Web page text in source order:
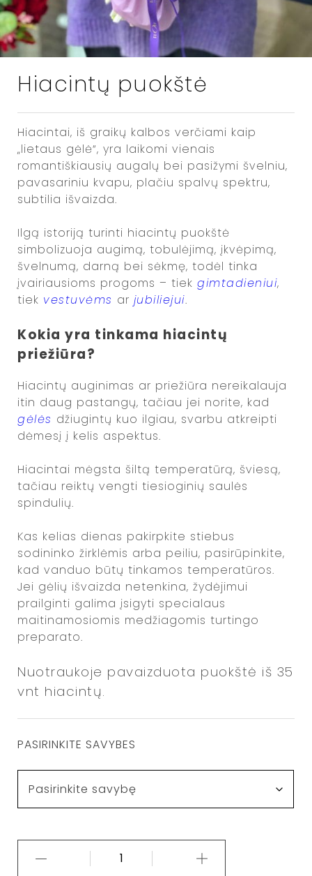
Hiacintų puokštė
Hiacintai, iš graikų kalbos verčiami kaip
„lietaus gėlė“, yra laikomi vienais
romantiškiausių augalų bei pasižymi švelniu,
pavasariniu kvapu, plačiu spalvų spektru,
subtilia išvaizda.
Ilgą istoriją turinti hiacintų puokštė
simbolizuoja augimą, tobulėjimą, įkvėpimą,
švelnumą, darną bei sėkmę, todėl tinka
įvairiausioms progoms – tiek gimtadieniui,
tiek vestuvėms ar jubiliejui.
Kokia yra tinkama hiacintų
priežiūra?
Hiacintų auginimas ar priežiūra nereikalauja
itin daug pastangų, tačiau jei norite, kad
gėlės džiugintų kuo ilgiau, svarbu atkreipti
dėmesį į kelis aspektus.
Hiacintai mėgsta šiltą temperatūrą, šviesą,
tačiau reiktų vengti tiesioginių saulės
spindulių.
Kas kelias dienas pakirpkite stiebus
sodininko žirklėmis arba peiliu, pasirūpinkite,
kad vanduo būtų tinkamos temperatūros.
Jei gėlių išvaizda netenkina, žydėjimui
prailginti galima įsigyti specialaus
maitinamosiomis medžiagomis turtingo
preparato.
Nuotraukoje pavaizduota puokštė iš 35
vnt hiacintų.
PASIRINKITE SAVYBES